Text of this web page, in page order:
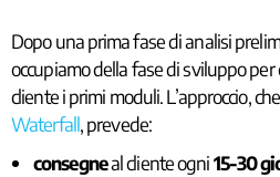
Dopo una prima fase di analisi
occupiamo della fase di sviluppo
cliente i primi moduli. L’approccio,
Waterfall, prevede:
consegneal cliente ogni15-30